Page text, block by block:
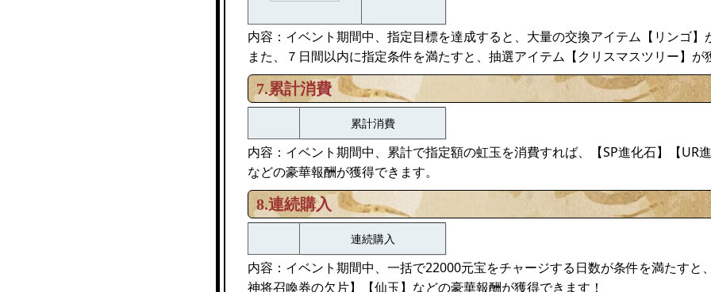
内容：イベント期間中、指定目標を達成すると、大量の交換アイテム【リンゴ】
また、７日間以内に指定条件を満たすと、抽選アイテム【クリスマスツリー】が
7.累計消費
累計消費
内容：イベント期間中、累計で指定額の虹玉を消費すれば、【SP進化石】【UR
などの豪華報酬が獲得できます。
8.連続購入
連続購入
内容：イベント期間中、一括で22000元宝をチャージする日数が条件を満たすと
神将召喚券の欠片】【仙玉】などの豪華報酬が獲得できます！